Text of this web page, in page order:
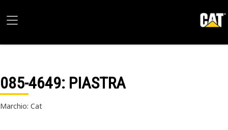
085-4649: PIASTRA
Marchio: Cat